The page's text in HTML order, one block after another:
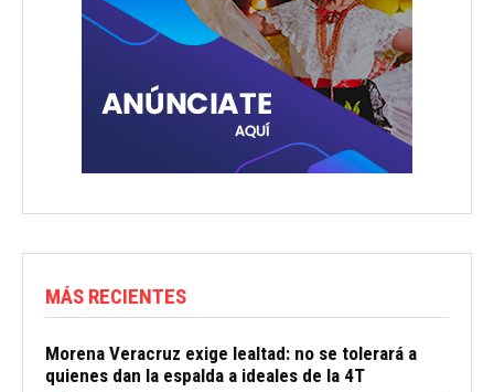
MÁS RECIENTES
Morena Veracruz exige lealtad: no se tolerará a
quienes dan la espalda a ideales de la 4T